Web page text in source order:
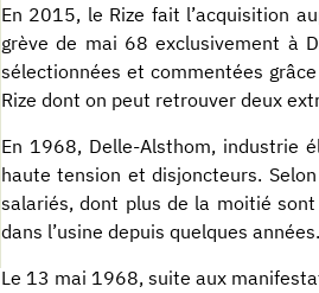
En 2015, le Rize fait l’acquisition
grève de mai 68 exclusivement à
sélectionnées et commentées
Rize dont on peut retrouver deux
En 1968, Delle-Alsthom, industrie
haute tension et disjoncteurs.
salariés, dont plus de la moitié sont
dans l’usine depuis quelques années.
Le 13 mai 1968, suite aux